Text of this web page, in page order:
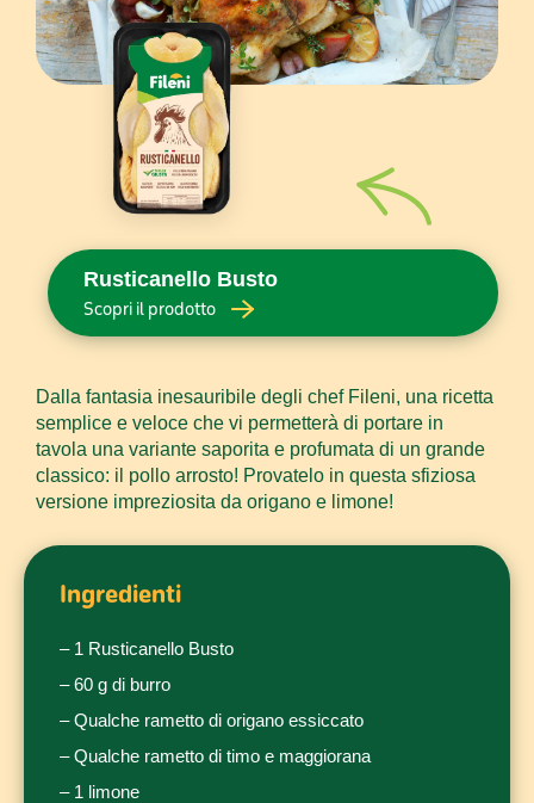
Rusticanello Busto
Scopri il prodotto
Dalla fantasia inesauribile degli chef Fileni, una ricetta
semplice e veloce che vi permetterà di portare in
tavola una variante saporita e profumata di un grande
classico: il pollo arrosto! Provatelo in questa sfiziosa
versione impreziosita da origano e limone!
Ingredienti
– 1 Rusticanello Busto
– 60 g di burro
– Qualche rametto di origano essiccato
– Qualche rametto di timo e maggiorana
– 1 limone